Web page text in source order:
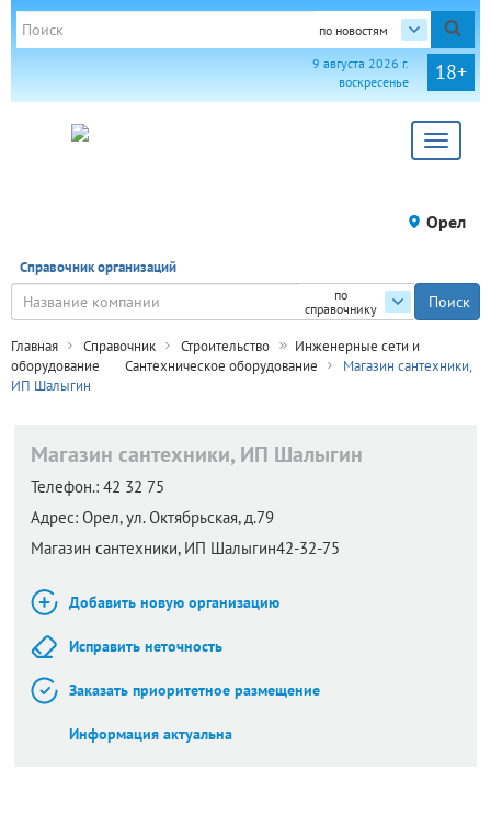
по новостям
18+
9 августа 2026 г.
воскресенье
Toggle
Орел
Справочник организаций
по
справочнику
Главная Справочник Строительство
Инженерные сети и
оборудование
Сантехническое оборудование
Магазин сантехники,
ИП Шалыгин
Магазин сантехники, ИП Шалыгин
Телефон.: 42 32 75
Адрес: Орел,ул. Октябрьская, д.79
Магазин сантехники, ИП Шалыгин42-32-75
Добавить новую организацию
Исправить неточность
Заказать приоритетное размещение
Информация актуальна